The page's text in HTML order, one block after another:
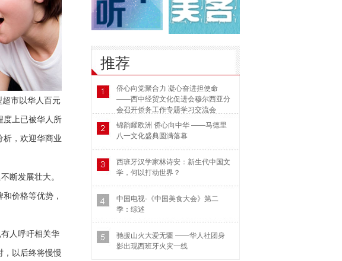
超市以华人百元
度上已被华人所
析，欢迎华商业
断发展壮大。
价格等优势，
人呼吁相关华
，以后终将慢慢
推荐
侨心向党聚合力 凝心奋进担使命
——西中经贸文化促进会穆尔西亚分
会召开侨务工作专题学习交流会
锦韵耀欧洲 侨心向中华 ——马德里
八一文化盛典圆满落幕
西班牙汉学家林诗安：新生代中国文
学，何以打动世界？
中国电视-《中国美食大会》第二
季：综述
驰援山火大爱无疆 ——华人社团身
影出现西班牙火灾一线